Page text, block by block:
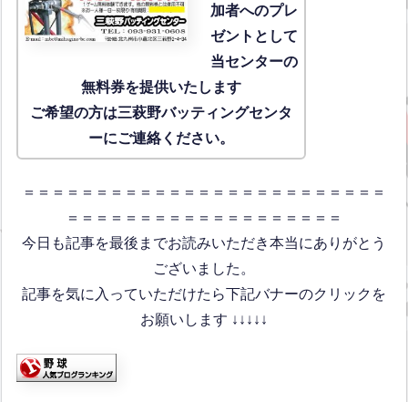
加者へのプレ
ゼントとして
当センターの
無料券を提供いたします
ご希望の方は三萩野バッティングセンタ
ーにご連絡ください。
＝＝＝＝＝＝＝＝＝＝＝＝＝＝＝＝＝＝＝＝＝＝＝＝＝
＝＝＝＝＝＝＝＝＝＝＝＝＝＝＝＝＝＝＝
今日も記事を最後までお読みいただき本当にありがとう
ございました。
記事を気に入っていただけたら下記バナーのクリックを
お願いします ↓↓↓↓↓